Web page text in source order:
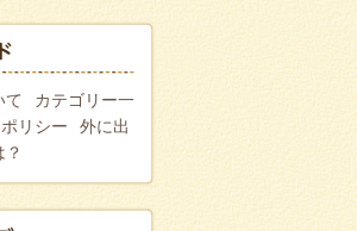
て
カテゴリー一
リシー
外に出